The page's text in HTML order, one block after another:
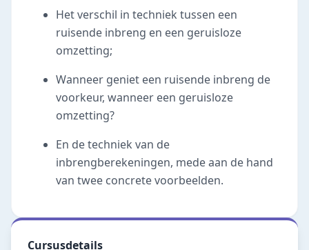
Het verschil in techniek tussen een
ruisende inbreng en een geruisloze
omzetting;
Wanneer geniet een ruisende inbreng de
voorkeur, wanneer een geruisloze
omzetting?
En de techniek van de
inbrengberekeningen, mede aan de hand
van twee concrete voorbeelden.
Cursusdetails